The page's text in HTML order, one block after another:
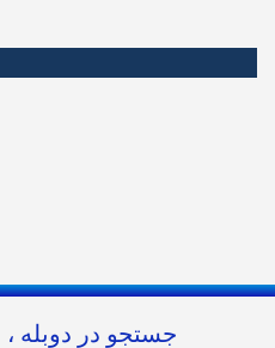
جستجو در دوبله ، از